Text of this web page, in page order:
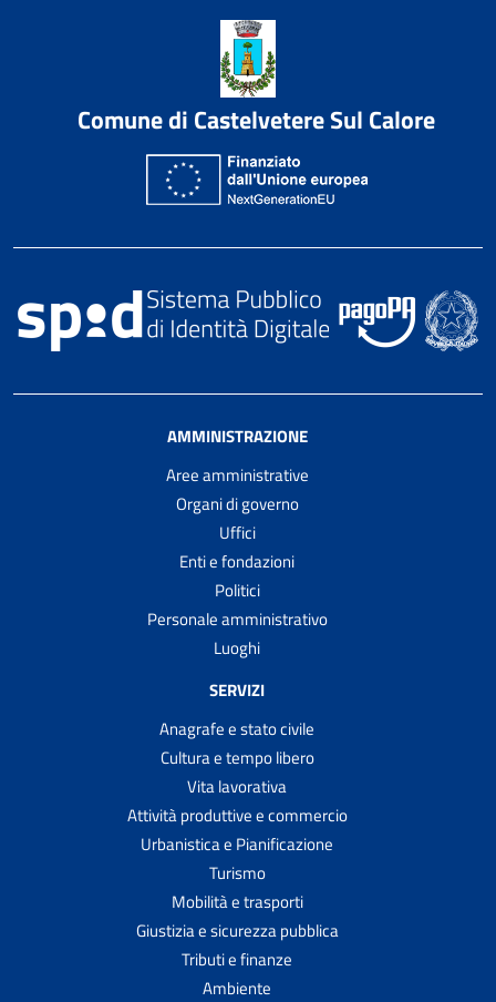
Comune di Castelvetere Sul Calore
AMMINISTRAZIONE
Aree amministrative
Organi di governo
Uffici
Enti e fondazioni
Politici
Personale amministrativo
Luoghi
SERVIZI
Anagrafe e stato civile
Cultura e tempo libero
Vita lavorativa
Attività produttive e commercio
Urbanistica e Pianificazione
Turismo
Mobilità e trasporti
Giustizia e sicurezza pubblica
Tributi e finanze
Ambiente